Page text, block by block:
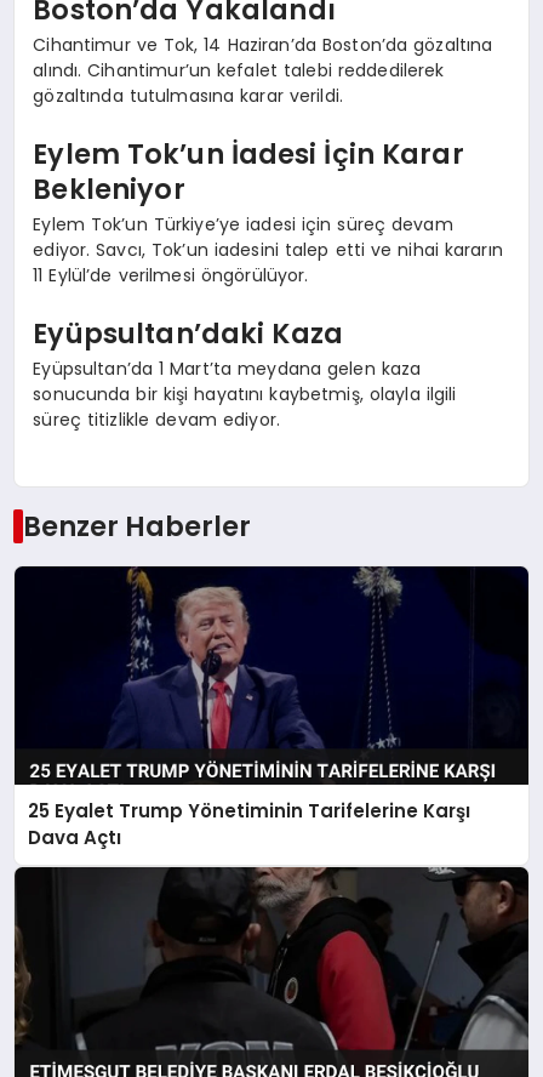
Boston’da Yakalandı
Cihantimur ve Tok, 14 Haziran’da Boston’da gözaltına
alındı. Cihantimur’un kefalet talebi reddedilerek
gözaltında tutulmasına karar verildi.
Eylem Tok’un İadesi İçin Karar
Bekleniyor
Eylem Tok’un Türkiye’ye iadesi için süreç devam
ediyor. Savcı, Tok’un iadesini talep etti ve nihai kararın
11 Eylül’de verilmesi öngörülüyor.
Eyüpsultan’daki Kaza
Eyüpsultan’da 1 Mart’ta meydana gelen kaza
sonucunda bir kişi hayatını kaybetmiş, olayla ilgili
süreç titizlikle devam ediyor.
Benzer Haberler
25 Eyalet Trump Yönetiminin Tarifelerine Karşı
Dava Açtı